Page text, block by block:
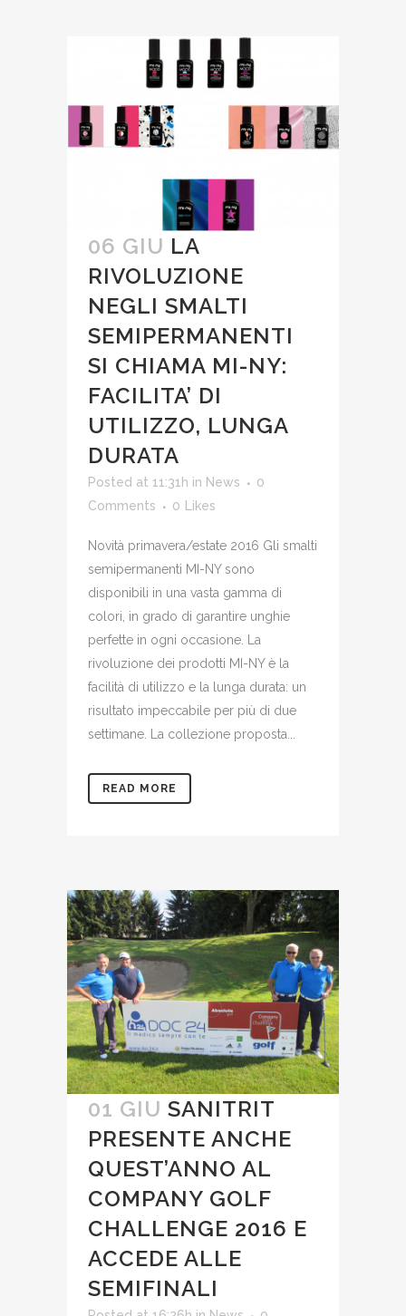
06 GIU LA
RIVOLUZIONE
NEGLI SMALTI
SEMIPERMANENTI
SI CHIAMA MI-NY:
FACILITA’ DI
UTILIZZO, LUNGA
DURATA
Posted at 11:31h in News
0
Comments
0 Likes
Novità primavera/estate 2016 Gli smalti
semipermanenti MI-NY sono
disponibili in una vasta gamma di
colori, in grado di garantire unghie
perfette in ogni occasione. La
rivoluzione dei prodotti MI-NY è la
facilità di utilizzo e la lunga durata: un
risultato impeccabile per più di due
settimane. La collezione proposta...
READ MORE
01 GIU SANITRIT
PRESENTE ANCHE
QUEST’ANNO AL
COMPANY GOLF
CHALLENGE 2016 E
ACCEDE ALLE
SEMIFINALI